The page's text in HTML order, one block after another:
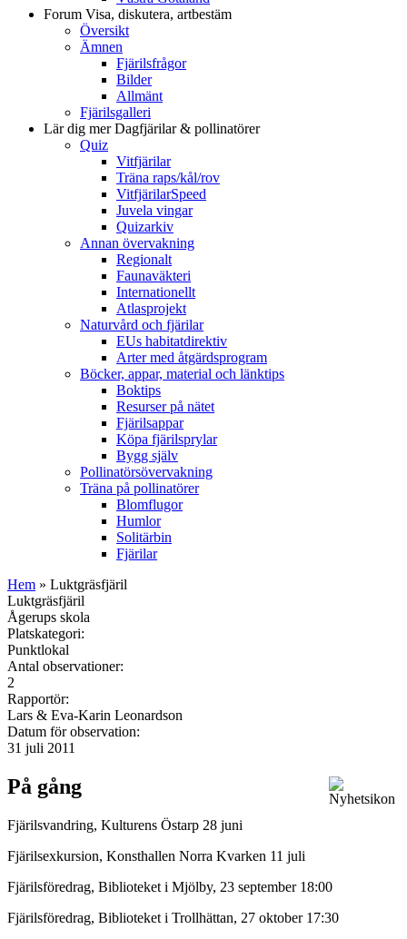
Forum Visa, diskutera, artbestäm
Översikt
Ämnen
Fjärilsfrågor
Bilder
Allmänt
Fjärilsgalleri
Lär dig merDagfjärilar & pollinatörer
Quiz
Vitfjärilar
Träna raps/kål/rov
VitfjärilarSpeed
Juvela vingar
Quizarkiv
Annan övervakning
Regionalt
Faunaväkteri
Internationellt
Atlasprojekt
Naturvård och fjärilar
EUs habitatdirektiv
Arter med åtgärdsprogram
Böcker, appar, material och länktips
Boktips
Resurser på nätet
Fjärilsappar
Köpa fjärilsprylar
Bygg själv
Pollinatörsövervakning
Träna på pollinatörer
Blomflugor
Humlor
Solitärbin
Fjärilar
Hem » Luktgräsfjäril
Luktgräsfjäril
Ågerups skola
Platskategori:
Punktlokal
Antal observationer:
2
Rapportör:
Lars & Eva-Karin Leonardson
Datum för observation:
31 juli 2011
På gång
Fjärilsvandring, Kulturens Östarp 28 juni
Fjärilsexkursion, Konsthallen Norra Kvarken 11 juli
Fjärilsföredrag, Biblioteket i Mjölby, 23 september 18:00
Fjärilsföredrag, Biblioteket i Trollhättan, 27 oktober 17:30